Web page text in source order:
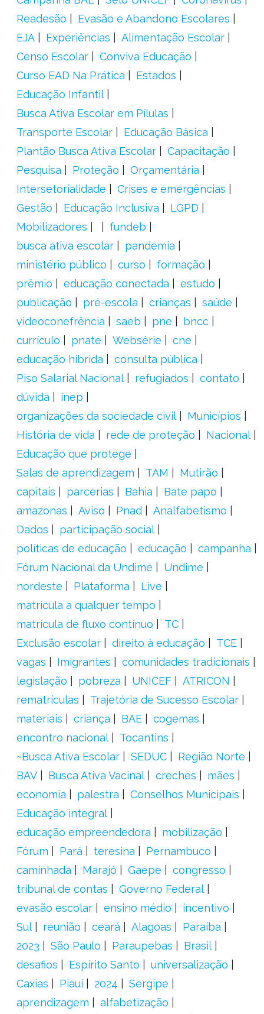
Readesão
Evasão e Abandono Escolares
EJA
Experiências
Alimentação Escolar
Censo Escolar
Conviva Educação
Curso EAD Na Prática
Estados
Educação Infantil
Busca Ativa Escolar em Pílulas
Transporte Escolar
Educação Básica
Plantão Busca Ativa Escolar
Capacitação
Pesquisa
Proteção
Orçamentária
Intersetorialidade
Crises e emergências
Gestão
Educação Inclusiva
LGPD
Mobilizadores
fundeb
busca ativa escolar
pandemia
ministério público
curso
formação
prêmio
educação conectada
estudo
publicação
pré-escola crianças
saúde
videoconefrência
saeb pne
bncc
currículo
pnate Websérie
cne
educação híbrida
consulta pública
Piso Salarial Nacional
refugiados
contato
dúvida
inep
organizações da sociedade civil
Municípios
História de vida
rede de proteção
Nacional
Educação que protege
Salas de aprendizagem
TAM
Mutirão
capitais
parcerias Bahia
Bate papo
amazonas
Aviso Pnad
Analfabetismo
Dados
participação social
políticas de educação
educação
campanha
Fórum Nacional da Undime
Undime
nordeste
Plataforma
Live
matrícula a qualquer tempo
matrícula de fluxo contínuo
TC
Exclusão escolar
direito à educação
TCE
vagas
Imigrantes
comunidades tradicionais
legislação
pobreza UNICEF
ATRICON
rematrículas
Trajetória de Sucesso Escolar
materiais
criança BAE
cogemas
encontro nacional
Tocantins
~Busca Ativa Escolar
SEDUC
Região Norte
BAV
Busca Ativa Vacinal creches
mães
economia
palestra
Conselhos Municipais
Educação integral
educação empreendedora
mobilização
Fórum
Pará teresina
Pernambuco
caminhada
Marajó Gaepe
congresso
tribunal de contas
Governo Federal
evasão escolar
ensino médio
incentivo
Sul
reunião ceará Alagoas
Paraíba
2023
São Paulo Paraupebas
Brasil
desafios
Espírito Santo
universalização
Caxias
Piauí 2024
Sergipe
aprendizagem
alfabetização